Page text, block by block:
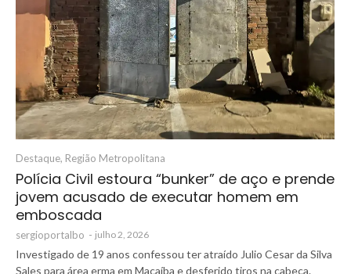
Destaque, Região Metropolitana
Polícia Civil estoura “bunker” de aço e prende
jovem acusado de executar homem em
emboscada
sergioportalbo - julho 2, 2026
Investigado de 19 anos confessou ter atraído Julio Cesar da Silva
Sales para área erma em Macaíba e desferido tiros na cabeça.